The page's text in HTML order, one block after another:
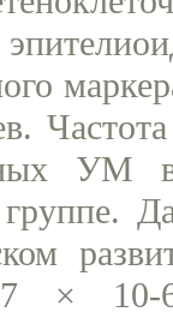
УМ в
10-6).